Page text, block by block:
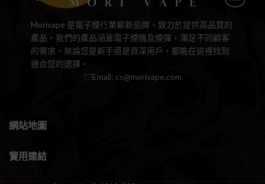
Morivape 是電子煙行業嶄新品牌，致力於提供高品質的
產品。我們的產品涵蓋電子煙機及煙彈，滿足不同顧客
的需求。無論您是新手還是資深用戶，都能在這裡找到
適合您的選擇。
Email: cs@morivape.com
網站地圖
實用連結